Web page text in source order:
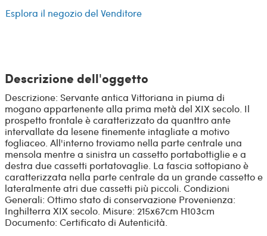
Esplora il negozio del Venditore
Descrizione dell'oggetto
Descrizione: Servante antica Vittoriana in piuma di
mogano appartenente alla prima metà del XIX secolo. Il
prospetto frontale è caratterizzato da quanttro ante
intervallate da lesene finemente intagliate a motivo
fogliaceo. All'interno troviamo nella parte centrale una
mensola mentre a sinistra un cassetto portabottiglie e a
destra due cassetti portatovaglie. La fascia sottopiano è
caratterizzata nella parte centrale da un grande cassetto e
lateralmente atri due cassetti più piccoli. Condizioni
Generali: Ottimo stato di conservazione Provenienza:
Inghilterra XIX secolo. Misure: 215x67cm H103cm
Documento: Certificato di Autenticità.